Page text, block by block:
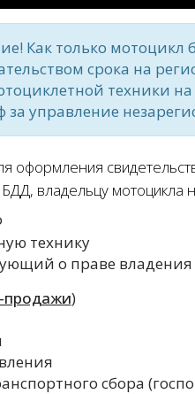
Как только мотоцикл
срока на
техники
управление
оформления
владельцу мотоцикла
технику
о праве
продажи)
сбора